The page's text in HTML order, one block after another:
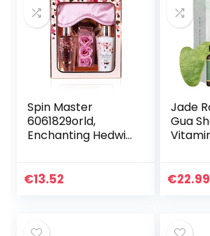
Spin Master
6061829orld,
Enchanting Hedwig
meer dan 15
€13.52
Jade
Gua
€22.99